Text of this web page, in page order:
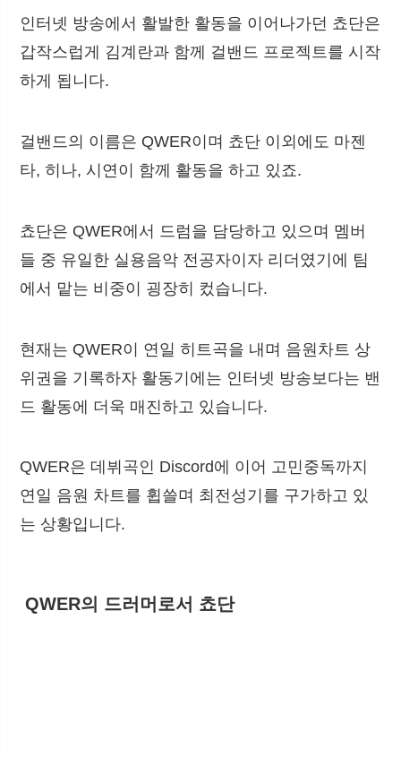
인터넷 방송에서 활발한 활동을 이어나가던 쵸단은
갑작스럽게 김계란과 함께 걸밴드 프로젝트를 시작
하게 됩니다.
걸밴드의 이름은 QWER이며 쵸단 이외에도 마젠
타, 히나, 시연이 함께 활동을 하고 있죠.
쵸단은 QWER에서 드럼을 담당하고 있으며 멤버
들 중 유일한 실용음악 전공자이자 리더였기에 팀
에서 맡는 비중이 굉장히 컸습니다.
현재는 QWER이 연일 히트곡을 내며 음원차트 상
위권을 기록하자 활동기에는 인터넷 방송보다는 밴
드 활동에 더욱 매진하고 있습니다.
QWER은 데뷔곡인 Discord에 이어 고민중독까지
연일 음원 차트를 휩쓸며 최전성기를 구가하고 있
는 상황입니다.
QWER의 드러머로서 쵸단